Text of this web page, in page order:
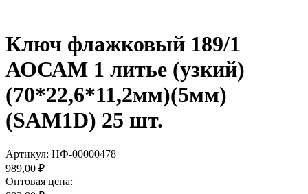
Ключ флажковый 189/1
АОСАМ 1 литье (узкий)
(70*22,6*11,2мм)(5мм)
(SAM1D) 25 шт.
Артикул: НФ-00000478
989,00 ₽
Оптовая цена: